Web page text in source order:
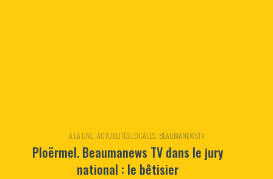
A LA UNE, ACTUALITÉS LOCALES, BEAUMANEWSTV
Ploërmel. Beaumanews TV dans le jury
national : le bêtisier